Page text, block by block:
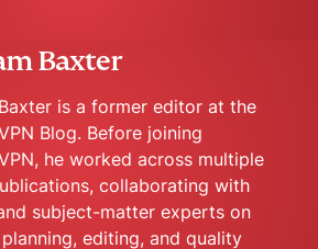
Baxter
is a former editor at the
Blog. Before joining
he worked across multiple
collaborating with
subject-matter experts on
editing, and quality